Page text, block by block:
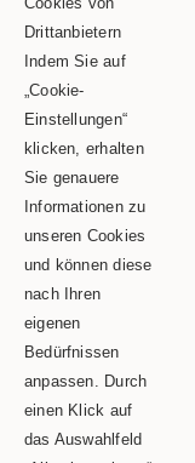
73469 Riesbürg
Telefon: 0 90 81 /
Telefax: 0 90 81 /
E-Mail:
Kontaktieren
Impressum
Datenschutz
Drittanbietern
Indem Sie auf
„Cookie-
Einstellungen“
klicken, erhalten
Sie genauere
Informationen zu
unseren Cookies
und können diese
nach Ihren
eigenen
Bedürfnissen
anpassen. Durch
einen Klick auf
das Auswahlfeld